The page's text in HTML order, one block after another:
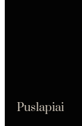
Puslapiai